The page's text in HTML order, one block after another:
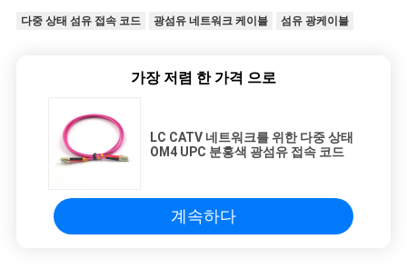
다중 상태 섬유 접속 코드 광섬유 네트워크 케이블 섬유 광케이블
가장 저렴 한 가격 으로
LC CATV 네트워크를 위한 다중 상태
OM4 UPC 분홍색 광섬유 접속 코드
계속하다